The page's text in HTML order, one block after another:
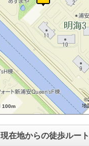
100m
地
現在地からの徒歩ルート